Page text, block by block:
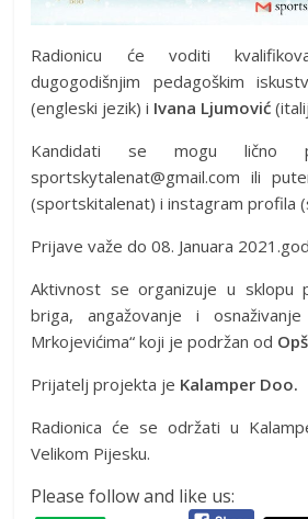
Radionicu će voditi
dugogodišnjim pedagoškim
(engleski jezik) i Ivana Ljumović
Kandidati se mogu lično
sportskytalenat@gmail.comili
(sportskitalenat) i instagram profila
Prijave važe do 08. Januara
Aktivnost se organizuje u sklopu
briga, angažovanje i
Mrkojevićima“ koji je podržan od
Prijatelj projekta je Kalamper Doo.
Radionica će se održati u
Velikom Pijesku.
Please follow and like us: